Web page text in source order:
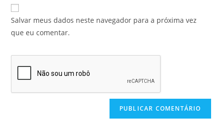
Salvar meus dados neste navegador para a próxima vez
que eu comentar.